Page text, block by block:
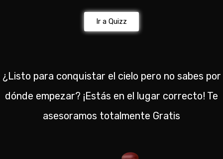
Ir a Quizz
¿Listo para conquistar el cielo pero no sabes por
dónde empezar? ¡Estás en el lugar correcto! Te
asesoramos totalmente Gratis